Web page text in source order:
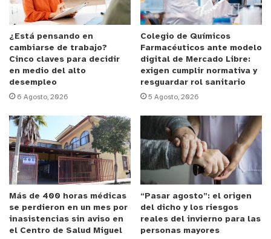
anualmente Enfermedades Pulmonares
Obstructivas Crónicas (EPOC), otras 20 mil 191
registran enfermedades cardíacas, le siguen 12 mil
50 que sufren accidentes cerebro vascular, todos
por motivos atribuibles al tabaco. Es más, cada
año a 7 mil 881 personas les diagnostican cáncer
por esta causa.
En periodos de cuarentena, como los que ha vivido
Chile para detener los contagios de Covid-19, se
ha registrado un consumo mayor de sustancias
como cigarrillo, marihuana y alcohol.
Carla Sanguinetti explica los motivos.“Por varias
razones. Por aburrimiento, por poco contacto
¿Está pensando en
cambiarse de trabajo?
Cinco claves para decidir
en medio del alto
desempleo
6 Agosto, 2026
Colegio de Químicos
Farmacéuticos ante modelo
digital de Mercado Libre:
exigen cumplir normativa y
resguardar rol sanitario
5 Agosto, 2026
Más de 400 horas médicas
se perdieron en un mes por
inasistencias sin aviso en
el Centro de Salud Miguel
“Pasar agosto”: el origen
del dicho y los riesgos
reales del invierno para las
personas mayores